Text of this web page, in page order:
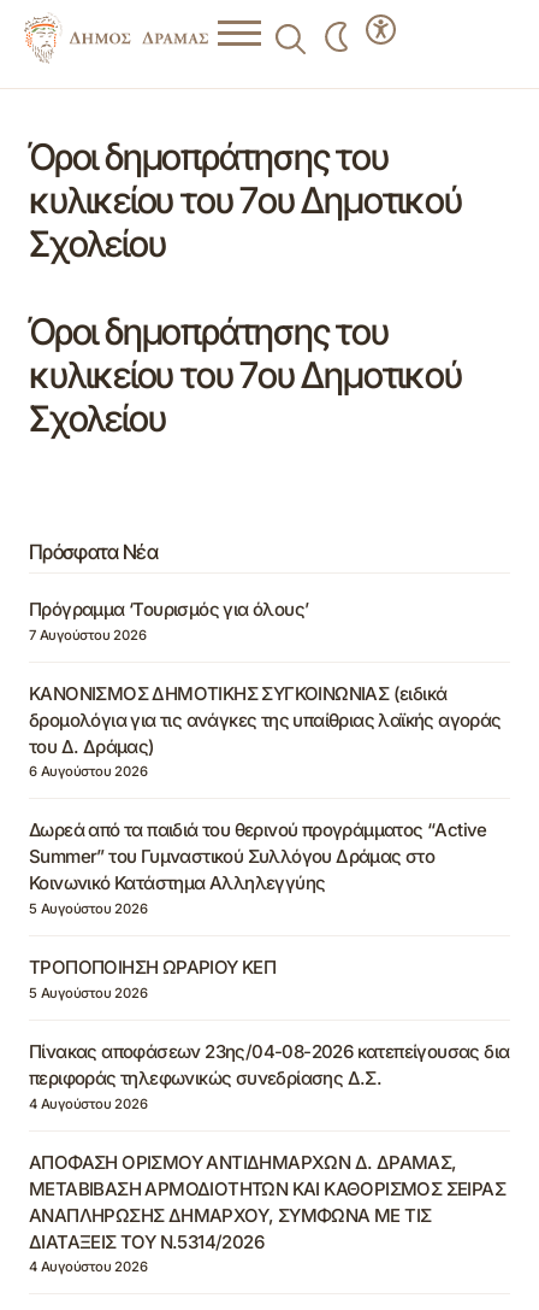
Όροι δημοπράτησης του
κυλικείου του 7ου Δημοτικού
Σχολείου
Όροι δημοπράτησης του
κυλικείου του 7ου Δημοτικού
Σχολείου
Πρόσφατα Νέα
Πρόγραμμα ‘Τουρισμός για όλους’
7 Αυγούστου 2026
ΚΑΝΟΝΙΣΜΟΣ ΔΗΜΟΤΙΚΗΣ ΣΥΓΚΟΙΝΩΝΙΑΣ (ειδικά
δρομολόγια για τις ανάγκες της υπαίθριας λαϊκής αγοράς
του Δ. Δράμας)
6 Αυγούστου 2026
Δωρεά από τα παιδιά του θερινού προγράμματος “Active
Summer” του Γυμναστικού Συλλόγου Δράμας στο
Κοινωνικό Κατάστημα Αλληλεγγύης
5 Αυγούστου 2026
ΤΡΟΠΟΠΟΙΗΣΗ ΩΡΑΡΙΟΥ ΚΕΠ
5 Αυγούστου 2026
Πίνακας αποφάσεων 23ης/04-08-2026 κατεπείγουσας δια
περιφοράς τηλεφωνικώς συνεδρίασης Δ.Σ.
4 Αυγούστου 2026
ΑΠΟΦΑΣΗ ΟΡΙΣΜΟΥ ΑΝΤΙΔΗΜΑΡΧΩΝ Δ. ΔΡΑΜΑΣ,
ΜΕΤΑΒΙΒΑΣΗ ΑΡΜΟΔΙΟΤΗΤΩΝ ΚΑΙ ΚΑΘΟΡΙΣΜΟΣ ΣΕΙΡΑΣ
ΑΝΑΠΛΗΡΩΣΗΣ ΔΗΜΑΡΧΟΥ, ΣΥΜΦΩΝΑ ΜΕ ΤΙΣ
ΔΙΑΤΑΞΕΙΣ ΤΟΥ Ν.5314/2026
4 Αυγούστου 2026